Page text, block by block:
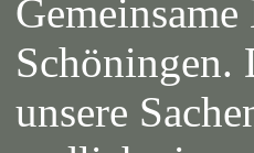
Schöningen.
unsere